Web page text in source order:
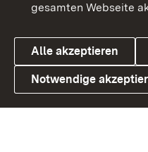
Link zum Landesportal
Datenschutz
gesamten Webseite
Alle akzeptieren
Notwendige